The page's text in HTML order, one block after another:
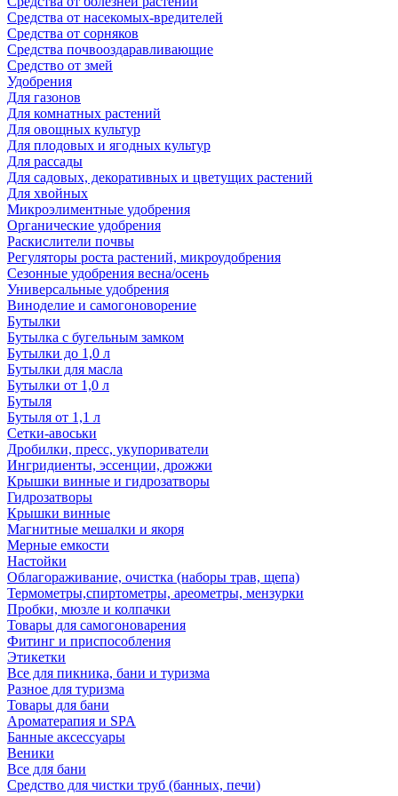
Средства от насекомых-вредителей
Средства от сорняков
Средства почвооздаравливающие
Средство от змей
Удобрения
Для газонов
Для комнатных растений
Для овощных культур
Для плодовых и ягодных культур
Для рассады
Для садовых, декоративных и цветущих растений
Для хвойных
Микроэлиментные удобрения
Органические удобрения
Раскислители почвы
Регуляторы роста растений, микроудобрения
Сезонные удобрения весна/осень
Универсальные удобрения
Виноделие и самогоноворение
Бутылки
Бутылка с бугельным замком
Бутылки до 1,0 л
Бутылки для масла
Бутылки от 1,0 л
Бутыля
Бутыля от 1,1 л
Сетки-авоськи
Дробилки, пресс, укупориватели
Ингридиенты, эссенции, дрожжи
Крышки винные и гидрозатворы
Гидрозатворы
Крышки винные
Магнитные мешалки и якоря
Мерные емкости
Настойки
Облагораживание, очистка (наборы трав, щепа)
Термометры,спиртометры, ареометры, мензурки
Пробки, мюзле и колпачки
Товары для самогоноварения
Фитинг и приспособления
Этикетки
Все для пикника, бани и туризма
Разное для туризма
Товары для бани
Ароматерапия и SPA
Банные аксессуары
Веники
Все для бани
Средство для чистки труб (банных, печи)